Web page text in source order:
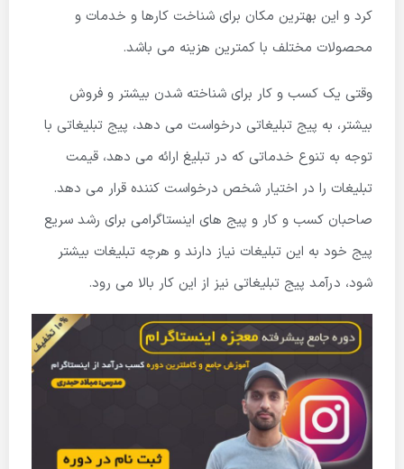
کرد و این بهترین مکان برای شناخت کارها و خدمات و
محصولات مختلف با کمترین هزینه می باشد.
وقتی یک کسب و کار برای شناخته شدن بیشتر و فروش
بیشتر، به پیج تبلیغاتی درخواست می دهد، پیج تبلیغاتی با
توجه به تنوع خدماتی که در تبلیغ ارائه می دهد، قیمت
تبلیغات را در اختیار شخص درخواست کننده قرار می دهد.
صاحبان کسب و کار و پیج های اینستاگرامی برای رشد سریع
پیج خود به این تبلیغات نیاز دارند و هرچه تبلیغات بیشتر
شود، درآمد پیج تبلیغاتی نیز از این کار بالا می رود.